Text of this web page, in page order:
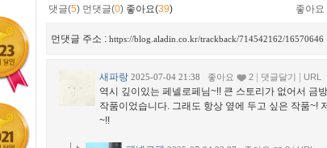
댓글(5) 먼댓글(0) 좋아요(39) 좋아요
먼댓글 주소 : https://blog.aladin.co.kr/trackback/714542162/16570646
새파랑 2025-07-04 21:38 좋아요 2 댓글달기 URL
역시 깊이있는 페넬로페님~!! 큰 스토리가 없어서 금
작품이었습니다. 그래도 항상 옆에 두고 싶은 작품~!
~!!